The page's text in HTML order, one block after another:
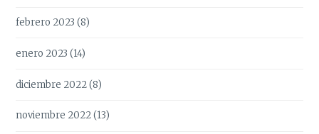
febrero 2023 (8)
enero 2023 (14)
diciembre 2022(8)
noviembre 2022(13)